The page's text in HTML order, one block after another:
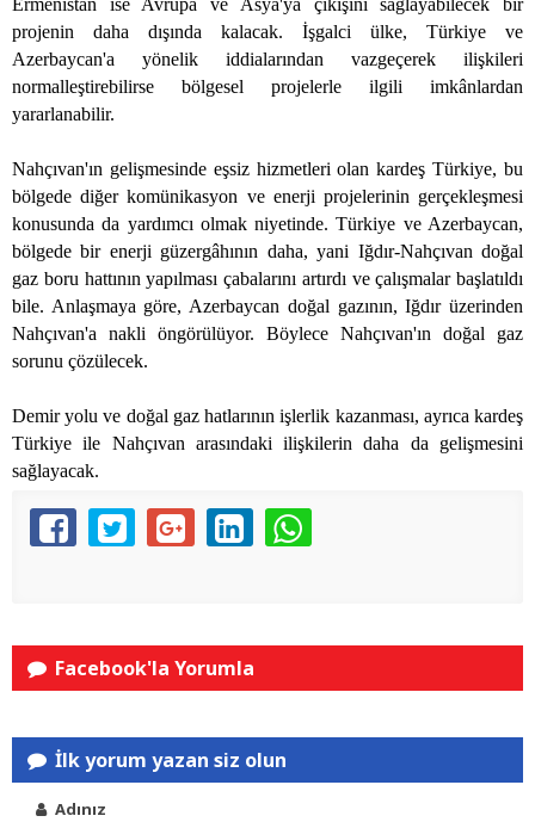
Ermenistan ise Avrupa ve Asya'ya çıkışını sağlayabilecek bir
projenin daha dışında kalacak. İşgalci ülke, Türkiye ve
Azerbaycan'a yönelik iddialarından vazgeçerek ilişkileri
normalleştirebilirse bölgesel projelerle ilgili imkânlardan
yararlanabilir.
Nahçıvan'ın gelişmesinde eşsiz hizmetleri olan kardeş Türkiye, bu
bölgede diğer komünikasyon ve enerji projelerinin gerçekleşmesi
konusunda da yardımcı olmak niyetinde. Türkiye ve Azerbaycan,
bölgede bir enerji güzergâhının daha, yani Iğdır-Nahçıvan doğal
gaz boru hattının yapılması çabalarını artırdı ve çalışmalar başlatıldı
bile. Anlaşmaya göre, Azerbaycan doğal gazının, Iğdır üzerinden
Nahçıvan'a nakli öngörülüyor. Böylece Nahçıvan'ın doğal gaz
sorunu çözülecek.
Demir yolu ve doğal gaz hatlarının işlerlik kazanması, ayrıca kardeş
Türkiye ile Nahçıvan arasındaki ilişkilerin daha da gelişmesini
sağlayacak.
Facebook'la Yorumla
İlk yorum yazan siz olun
Adınız